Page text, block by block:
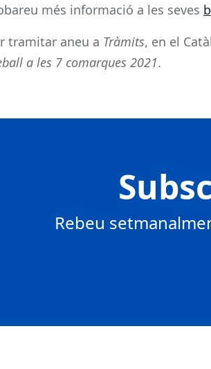
més informació a les seves
tramitar aneu a Tràmits, en el
a les 7 comarques 2021.
Rebeu